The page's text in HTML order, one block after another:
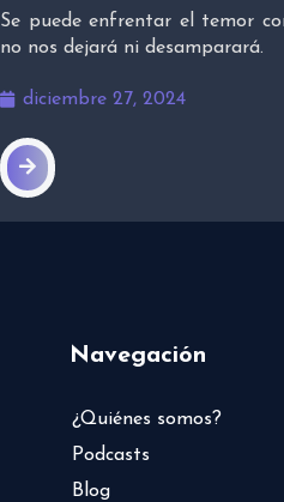
Se puede enfrentar el temor
no nos dejará ni desamparará.
diciembre 27, 2024
Navegación
¿Quiénes somos?
Podcasts
Blog